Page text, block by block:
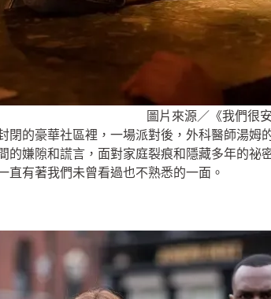
圖片來源／《我們很
閉的豪華社區裡，一場派對後，外科醫師湯
的嫌隙和謊言，面對家庭裂痕和隱藏多年的
直有著我們未曾看過也不熟悉的一面。